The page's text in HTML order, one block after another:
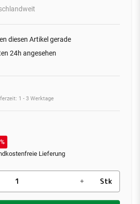
diesen Artikel gerade
24h angesehen
1 - 3 Werktage
Lieferung
Stk